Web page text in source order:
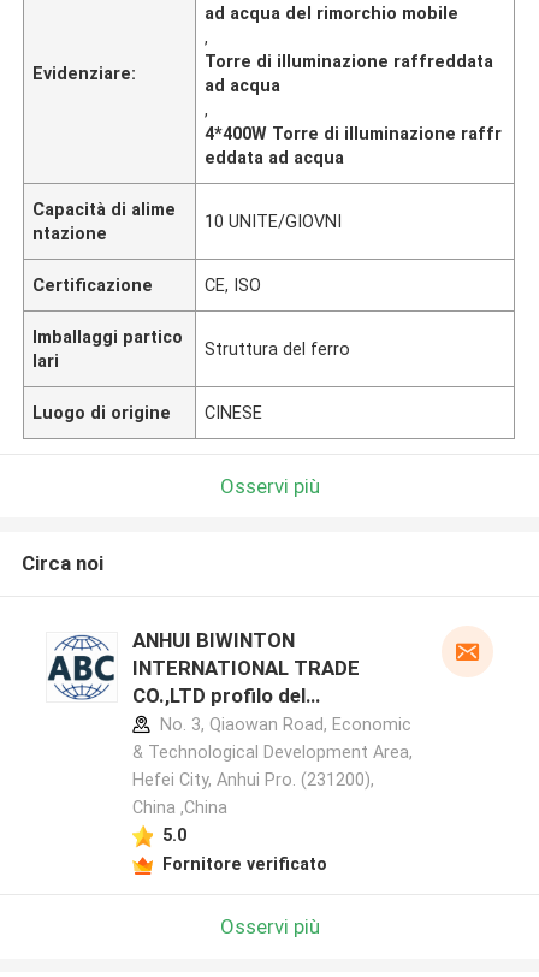
Evidenziare:
ad acqua del rimorchio mobile
,
Torre di illuminazione raffreddata
ad acqua
,
4*400W Torre di illuminazione raffr
eddata ad acqua
Capacità di alime
ntazione
10 UNITE/GIOVNI
Certificazione CE, ISO
Imballaggi partico
lari
Struttura del ferro
Luogo di origine CINESE
Osservi più
Circa noi
ANHUI BIWINTON
INTERNATIONAL TRADE
CO.,LTD profilo del
produttore
No. 3, Qiaowan Road, Economic
& Technological Development Area,
Hefei City, Anhui Pro. (231200),
China ,China
5.0
Fornitore verificato
Osservi più